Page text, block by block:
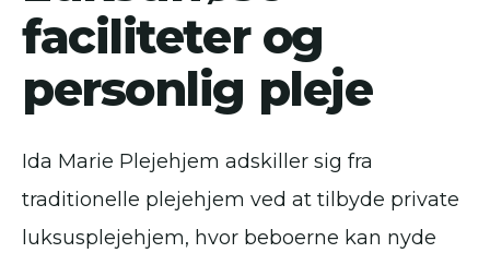
faciliteter og
personlig pleje
Ida Marie Plejehjem adskiller sig fra
traditionelle plejehjem ved at tilbyde private
luksusplejehjem, hvor beboerne kan nyde